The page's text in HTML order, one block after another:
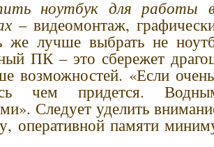
ноутбук для работы в
– видеомонтаж,
же лучше выбрать не
ПК – это сбережет
возможностей. «Если
чем придется.
Следует уделить
оперативной памяти